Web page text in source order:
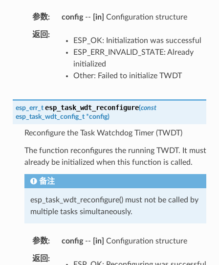
参数 config-- [in] Configuration structure
返回
ESP_OK: Initialization was successful
ESP_ERR_INVALID_STATE: Already
initialized
Other: Failed to initialize TWDT
esp_err_t esp_task_wdt_reconfigure(const
esp_task_wdt_config_t *config)
Reconfigure the Task Watchdog Timer (TWDT)
The function reconfigures the running TWDT. It must
already be initialized when this function is called.
备注
esp_task_wdt_reconfigure() must not be called by
multiple tasks simultaneously.
参数 config-- [in] Configuration structure
返回